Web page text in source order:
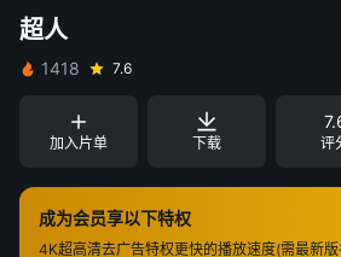
超人
1418
7.6
加入片单 下载 评
成为会员享以下特权
4K超高清去广告特权更快的播放速度(需最新